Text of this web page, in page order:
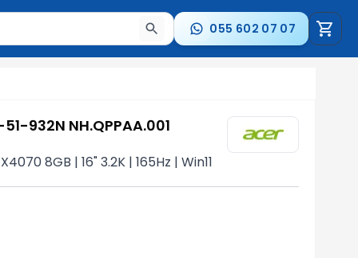
nəticələr arasında keçid etmək üçün ox
055 602 07 07
932N NH.QPPAA.001
8GB | 16" 3.2K | 165Hz | Win11